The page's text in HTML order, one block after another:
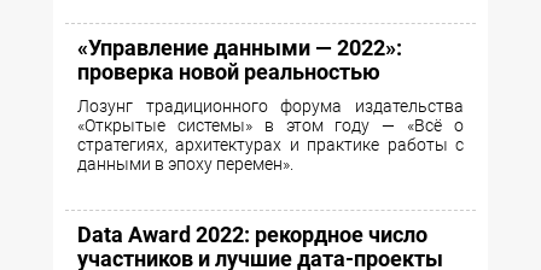
«Управление данными — 2022»:
проверка новой реальностью
Лозунг традиционного форума издательства
«Открытые системы» в этом году — «Всё о
стратегиях, архитектурах и практике работы с
данными в эпоху перемен».
Data Award 2022: рекордное число
участников и лучшие дата-проекты